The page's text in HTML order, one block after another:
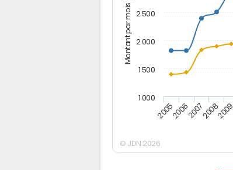
Montant par mois (€)
20052006200720082009
1 000
1 500
2 000
2 500
© JDN 2026